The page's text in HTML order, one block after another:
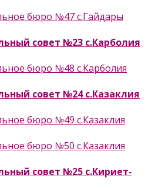
бюро №47 с.Гайдары
совет №23 с.Карболия
бюро №48 с.Карболия
совет №24 с.Казаклия
бюро №49 с.Казаклия
бюро №50 с.Казаклия
совет №25 с.Кириет-